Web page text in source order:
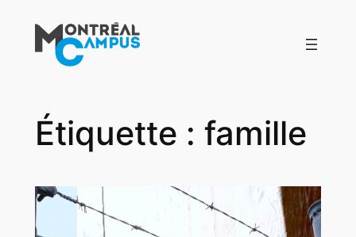
contenu
Étiquette : famille